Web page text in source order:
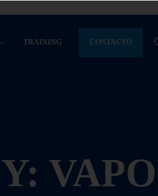
TRAINING CONTACTO